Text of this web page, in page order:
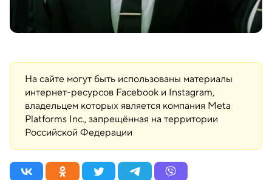
На сайте могут быть использованы материалы
интернет-ресурсов Facebook и Instagram,
владельцем которых является компания Meta
Platforms Inc., запрещённая на территории
Российской Федерации